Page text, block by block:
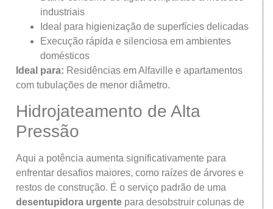
industriais
Ideal para higienização de superfícies delicadas
Execução rápida e silenciosa em ambientes
domésticos
Ideal para: Residências em Alfaville e apartamentos
com tubulações de menor diâmetro.
Hidrojateamento de Alta
Pressão
Aqui a potência aumenta significativamente para
enfrentar desafios maiores, como raízes de árvores e
restos de construção. É o serviço padrão de uma
desentupidora urgente para desobstruir colunas de